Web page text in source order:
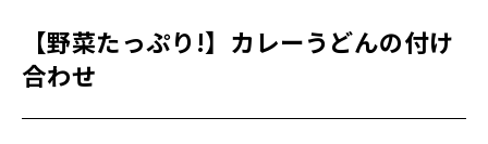
【野菜たっぷり!】カレーうどんの付け
合わせ